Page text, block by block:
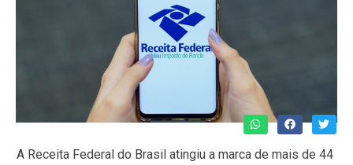
A Receita Federal do Brasil atingiu a marca de mais de 44